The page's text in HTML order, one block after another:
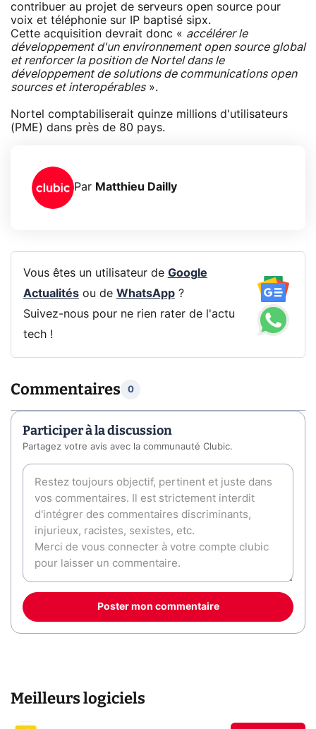
contribuer au projet de serveurs open source pour
voix et téléphonie sur IP baptisé sipx.
Cette acquisition devrait donc « accélérer le
développement d'un environnement open source global
et renforcer la position de Nortel dans le
développement de solutions de communications open
sources et interopérables».
Nortel comptabiliserait quinze millions d'utilisateurs
(PME) dans près de 80 pays.
Par Matthieu Dailly
Vous êtes un utilisateur de Google
Actualitésou de WhatsApp?
Suivez-nous pour ne rien rater de l'actu
tech !
Commentaires 0
Participer à la discussion
Partagez votre avis avec la communauté Clubic.
Poster mon commentaire
Meilleurs logiciels